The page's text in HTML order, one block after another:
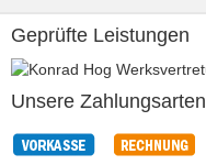
Geprüfte Leistungen
Unsere Zahlungsarten